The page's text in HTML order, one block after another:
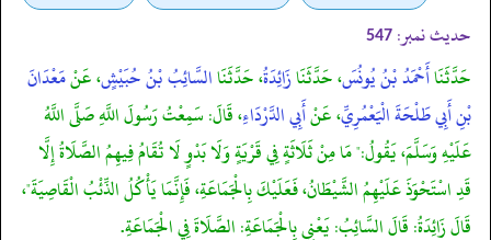
حدیث نمبر: 547
حَدَّثَنَاأَحْمَدُ بْنُ يُونُسَ، حَدَّثَنَازَائِدَةُ، حَدَّثَنَاالسَّائِبُ بْنُ حُبَيْشٍ، عَنْمَعْدَانَ
بْنِ أَبِي طَلْحَةَ الْيَعْمُرِيِّ، عَنْأَبِي الدَّرْدَاءِ، قَالَ: سَمِعْتُ رَسُولَ اللَّهِ صَلَّى اللَّهُ
عَلَيْهِ وَسَلَّمَ، يَقُولُ:" مَا مِنْ ثَلَاثَةٍ فِي قَرْيَةٍ وَلَا بَدْوٍ لَا تُقَامُ فِيهِمُ الصَّلَاةُ إِلَّا
قَدِ اسْتَحْوَذَ عَلَيْهِمُ الشَّيْطَانُ، فَعَلَيْكَ بِالْجَمَاعَةِ، فَإِنَّمَا يَأْكُلُ الذِّئْبُ الْقَاصِيَةَ"،
قَالَ زَائِدَةُ: قَالَ السَّائِبُ: يَعْنِي بِالْجَمَاعَةِ: الصَّلَاةَ فِي الْجَمَاعَةِ.